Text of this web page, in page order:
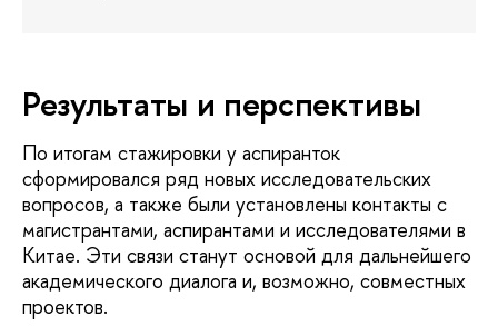
Результаты и перспективы
По итогам стажировки у аспиранток
сформировался ряд новых исследовательских
вопросов, а также были установлены контакты с
магистрантами, аспирантами и исследователями в
Китае. Эти связи станут основой для дальнейшего
академического диалога и, возможно, совместных
проектов.